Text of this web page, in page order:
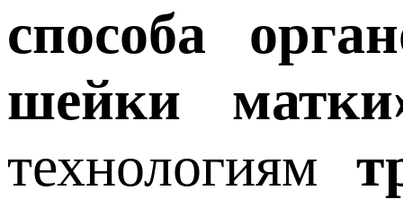
способа
шейки
технологиям